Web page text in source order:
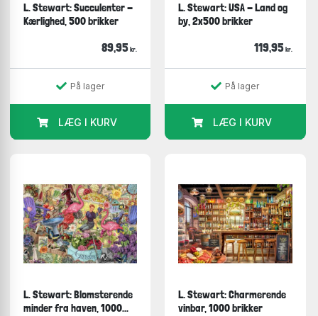
L. Stewart: Succulenter -
Kærlighed, 500 brikker
89,95 kr.
På lager
LÆG I KURV
L. Stewart: USA - Land og
by, 2x500 brikker
119,95 kr.
På lager
LÆG I KURV
L. Stewart: Blomsterende
minder fra haven, 1000...
L. Stewart: Charmerende
vinbar, 1000 brikker